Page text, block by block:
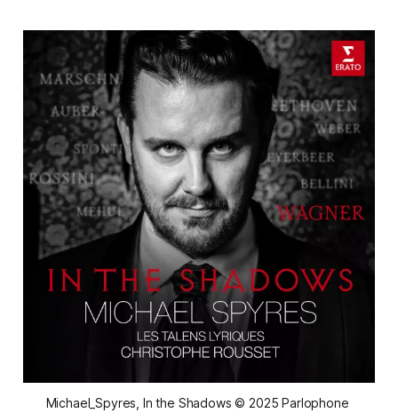
Michael_Spyres, In the Shadows © 2025 Parlophone